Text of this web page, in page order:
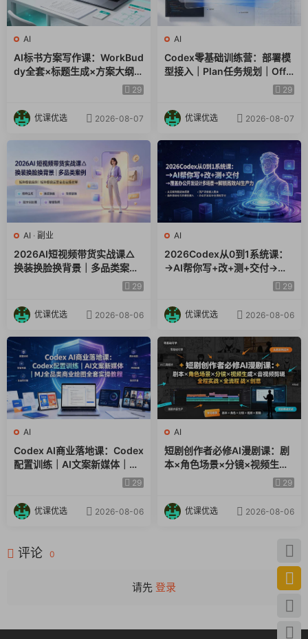
AI
AI标书方案写作课：WorkBud
dy全套×标题生成×方案大纲×
提示词技巧×废标点检查×豆包
29
优课优选 2026-08-07
AI
Codex零基础训练营：部署模
型接入｜Plan任务规划｜Offic
29
优课优选 2026-08-07
AI · 副业
2026AI短视频带货实战课△
换装换脸换背景｜多品类案例
｜矩阵橱窗运营全套实操教学
29
优课优选 2026-08-06
AI
2026Codex从0到1系统课：
→AI帮你写+改+测+交付→覆
盖办公开发设计多场景→解锁29
优课优选 2026-08-06
AI
Codex AI商业落地课：Codex
配置训练｜AI文案新媒体｜MJ
全品类商业绘图全套实操教程
29
优课优选 2026-08-06
AI
短剧创作者必修AI漫剧课：剧
本×角色场景×分镜×视频生成
×音视频剪辑×全流程实战×创29
优课优选 2026-08-06
评论 0
请先 登录